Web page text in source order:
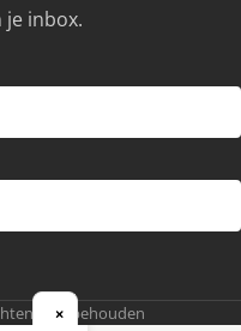
je inbox.
voorbehouden
×